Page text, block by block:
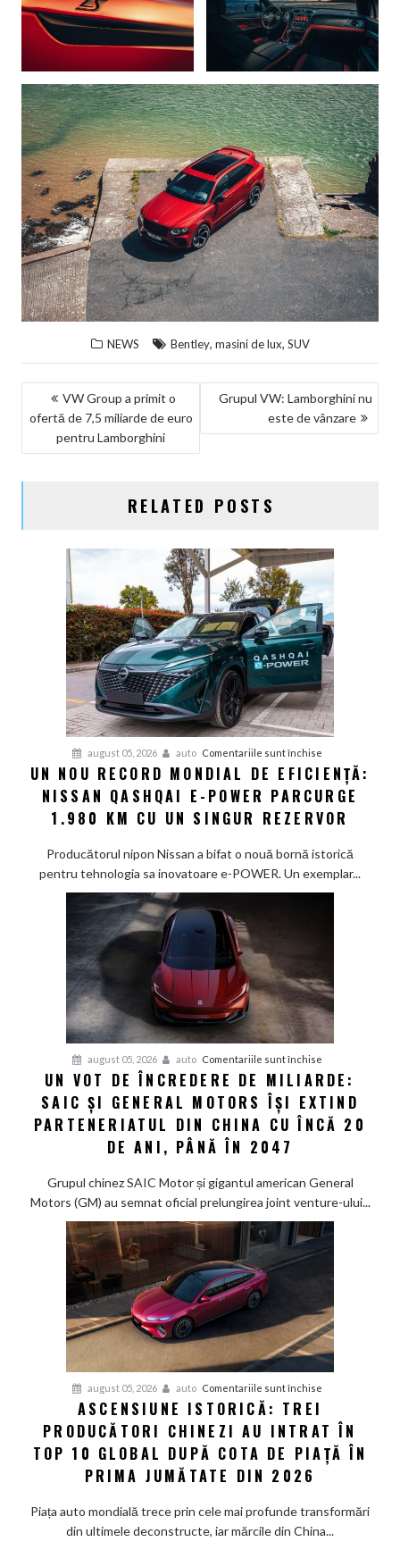
NEWS Bentley, masini de lux, SUV
NAVIGARE
ÎN
ARTICOLE
VW Group a primit o
ofertă de 7,5 miliarde de euro
pentru Lamborghini
Grupul VW: Lamborghini nu
este de vânzare
RELATED POSTS
august 05, 2026 auto Comentariile sunt închise
Un
nou
record
de
eficiență:
1.980
km
cu
un
rezervor
UN NOU RECORD MONDIAL DE EFICIENȚĂ:
NISSAN QASHQAI E-POWER PARCURGE
1.980 KM CU UN SINGUR REZERVOR
Producătorul nipon Nissan a bifat o nouă bornă istorică
pentru tehnologia sa inovatoare e-POWER. Un exemplar...
august 05, 2026 auto Comentariile sunt închise
Un
vot
de
miliarde:
General
Motors
parteneriatul
din
China
cu
ani,
2047
UN VOT DE ÎNCREDERE DE MILIARDE:
SAIC ȘI GENERAL MOTORS ÎȘI EXTIND
PARTENERIATUL DIN CHINA CU ÎNCĂ 20
DE ANI, PÂNĂ ÎN 2047
Grupul chinez SAIC Motor și gigantul american General
Motors (GM) au semnat oficial prelungirea joint venture-ului...
august 05, 2026 auto Comentariile sunt închise
istorică:
Trei
producători
au
ASCENSIUNE ISTORICĂ: TREI
PRODUCĂTORI CHINEZI AU INTRAT ÎN
TOP 10 GLOBAL DUPĂ COTA DE PIAȚĂ ÎN
PRIMA JUMĂTATE DIN 2026
Piața auto mondială trece prin cele mai profunde transformări
din ultimele deconstructe, iar mărcile din China...